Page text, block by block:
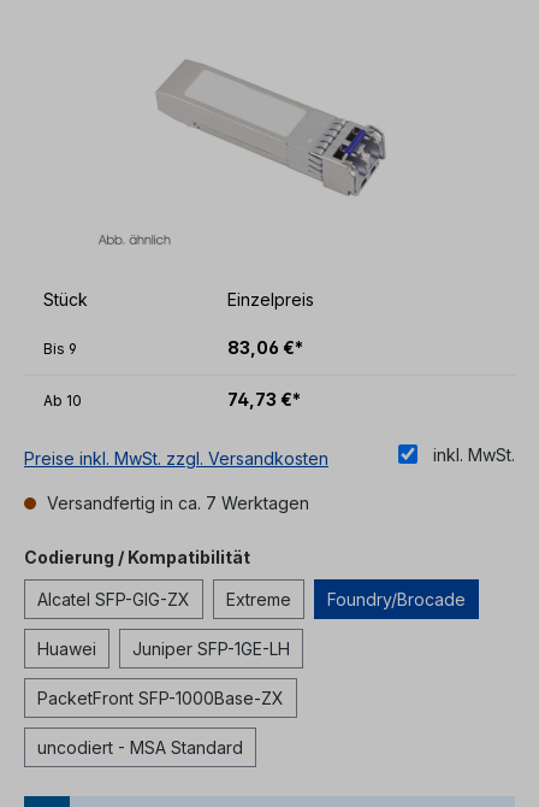
Stück Einzelpreis
Bis 9 83,06 €*
Ab 10 74,73 €*
inkl. MwSt.
Preise inkl. MwSt. zzgl. Versandkosten
Versandfertig in ca. 7 Werktagen
Codierung / Kompatibilitätauswählen
Alcatel SFP-GIG-ZX Extreme Foundry/Brocade
Huawei Juniper SFP-1GE-LH
PacketFront SFP-1000Base-ZX
uncodiert - MSA Standard